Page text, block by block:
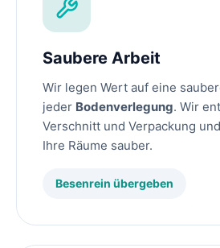
Saubere Arbeit
Wir legen Wert auf eine
jeder Bodenverlegung. Wir
Verschnitt und Verpackung
Ihre Räume sauber.
Besenrein übergeben